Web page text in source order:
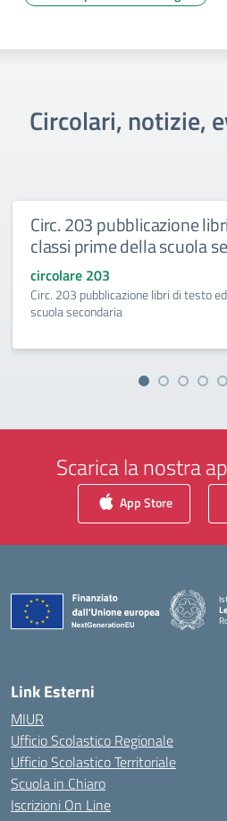
Circolari, notizie,
Circ. 203 pubblicazione
classi prime della scuola
circolare 203
Circ. 203 pubblicazione libri di testo
scuola secondaria
Scarica la nostra
App Store
Link Esterni
MIUR
Ufficio Scolastico Regionale
Ufficio Scolastico Territoriale
Scuola in Chiaro
Iscrizioni On Line